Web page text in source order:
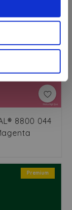
Premium
8800 044
Premium